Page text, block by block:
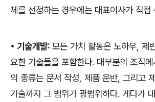
체를 선정하는 경우에는 대표이사가 직접
• 기술개발: 모든 가치 활동은 노하우 제
요한 기술들을 포함한다. 대부분의 조직
의 종류는 문서 작성 제품 운반 그리고
기술까지 그 범위가 광범위하다. 게다가